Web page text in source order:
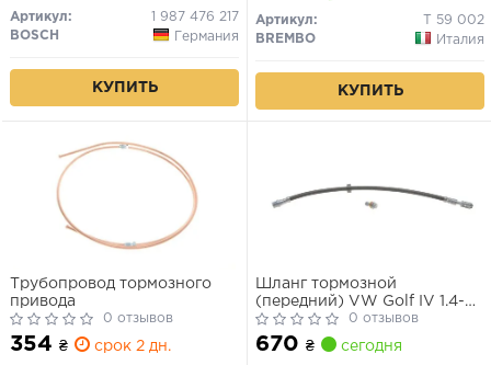
Артикул:
1 987 476 217
BOSCH
Германия
КУПИТЬ
Артикул:
T 59 002
BREMBO
Италия
КУПИТЬ
Трубопровод тормозного
привода
0 отзывов
354 ₴ срок 2 дн.
Шланг тормозной
(передний) VW Golf IV 1.4-
2.3 TDI/FSI/SDI 97-06
(435mm)
0 отзывов
670 ₴ сегодня